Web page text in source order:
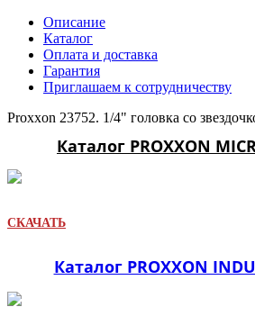
Описание
Каталог
Оплата и доставка
Гарантия
Приглашаем к сотрудничеству
Proxxon 23752. 1/4" головка со
Каталог PROXXON
СКАЧАТЬ
Каталог PROXXON